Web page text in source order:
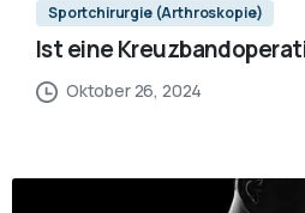
Sportchirurgie (Arthroskopie)
Ist eine
Oktober 26, 2024